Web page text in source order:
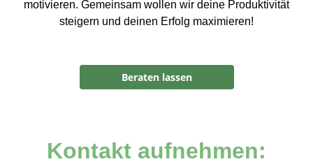
motivieren. Gemeinsam wollen wir deine Produktivität
steigern und deinen Erfolg maximieren!
Beraten lassen
Kontakt aufnehmen: